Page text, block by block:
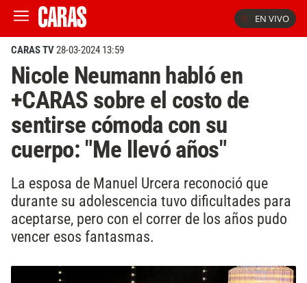
EN VIVO
CARAS TV28-03-2024 13:59
Nicole Neumann habló en
+CARAS sobre el costo de
sentirse cómoda con su
cuerpo: "Me llevó años"
La esposa de Manuel Urcera reconoció que
durante su adolescencia tuvo dificultades para
aceptarse, pero con el correr de los años pudo
vencer esos fantasmas.